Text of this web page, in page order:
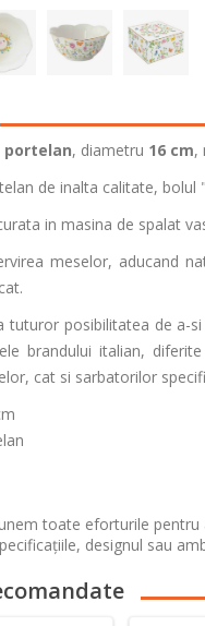
portelan, diametru 16 cm,
de inalta calitate,
in masina de spalat
meselor, aducand
tuturor posibilitatea de a-
brandului italian,
cat si sarbatorilor
toate eforturile
designul sau